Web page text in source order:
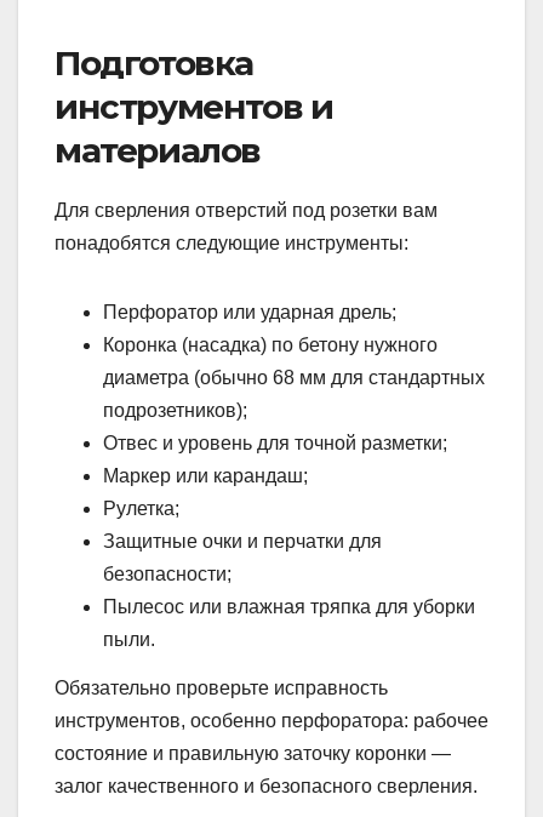
Подготовка
инструментов и
материалов
Для сверления отверстий под розетки вам
понадобятся следующие инструменты:
Перфоратор или ударная дрель;
Коронка (насадка) по бетону нужного
диаметра (обычно 68 мм для стандартных
подрозетников);
Отвес и уровень для точной разметки;
Маркер или карандаш;
Рулетка;
Защитные очки и перчатки для
безопасности;
Пылесос или влажная тряпка для уборки
пыли.
Обязательно проверьте исправность
инструментов, особенно перфоратора: рабочее
состояние и правильную заточку коронки —
залог качественного и безопасного сверления.